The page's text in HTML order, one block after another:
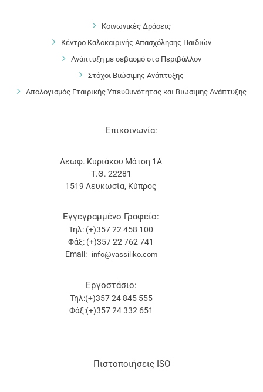
Κοινωνικές Δράσεις
Κέντρο Καλοκαιρινής Απασχόλησης Παιδιών
Ανάπτυξη με σεβασμό στο Περιβάλλον
Στόχοι Βιώσιμης Ανάπτυξης
Απολογισμός Εταιρικής Υπευθυνότητας και Βιώσιμης Ανάπτυξης
Επικοινωνία:
Λεωφ. Κυριάκου Μάτση 1Α
Τ.Θ. 22281
1519 Λευκωσία, Κύπρος
Εγγεγραμμένο Γραφείο:
Τηλ: (+)357 22 458 100
Φάξ: (+)357 22 762 741
Email: info@vassiliko.com
Εργοστάσιο:
Τηλ:(+)357 24 845 555
Φάξ:(+)357 24 332 651
Πιστοποιήσεις ISO